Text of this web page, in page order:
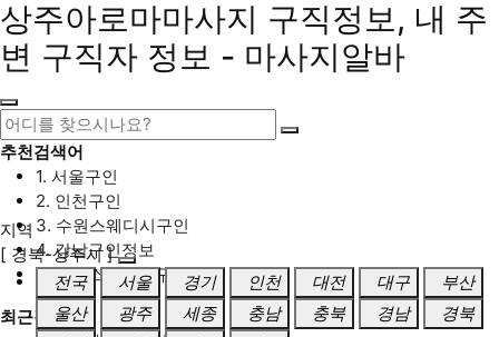
상주아로마마사지 구직정보, 내 주
변 구직자 정보 - 마사지알바
추천검색어
1. 서울구인
2. 인천구인
3. 수원스웨디시구인
4. 강남구인정보
5. 동탄스웨디시구인
최근검색어
지역
[ 경북-상주시 ]
전국
서울 경기 인천 대전 대구
부산
울산
광주 세종 충남 충북 경남
경북